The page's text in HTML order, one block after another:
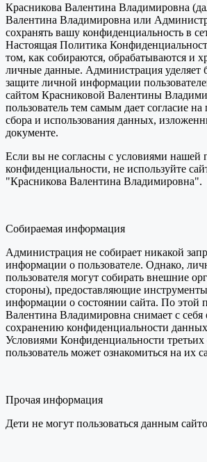
Красникова Валентина Владимировна
Валентина Владимировна или
сохранять вашу конфиденциальность в
Настоящая Политика
том, как собираются, обрабатываются и
личные данные. Администрация уделяет
защите личной информации
сайтом Красниковой Валентины
пользователь тем самым дает согласие
сбора и использования данных,
документе.
Если вы не согласны с условиями нашей
конфиденциальности, не используйте
"Красникова Валентина Владимировна".
Собираемая информация
Администрация не собирает никакой
информации о пользователе. Однако,
пользователя могут собирать внешние
стороны), предоставляющие инструменты
информации о состоянии сайта. По этой
Валентина Владимировна снимает с себя
сохранению конфиденциальности
Условиями Конфиденциальности третьих
пользователь может ознакомиться на их
Прочая информация
Дети не могут пользоваться данным